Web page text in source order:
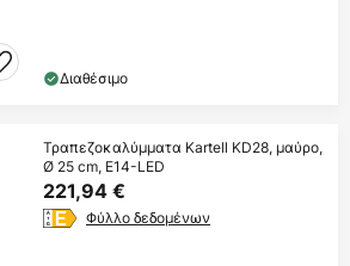
Διαθέσιμο
Τραπεζοκαλύμματα Kartell KD28, μαύρο,
Ø 25 cm, E14-LED
221,94 €
Φύλλο δεδομένων